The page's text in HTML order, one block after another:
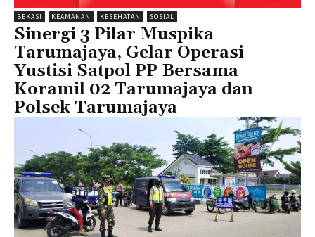
BEKASI KEAMANAN KESEHATAN SOSIAL
Sinergi 3 Pilar Muspika
Tarumajaya, Gelar Operasi
Yustisi Satpol PP Bersama
Koramil 02 Tarumajaya dan
Polsek Tarumajaya